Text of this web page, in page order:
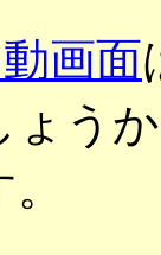
画面
ょう